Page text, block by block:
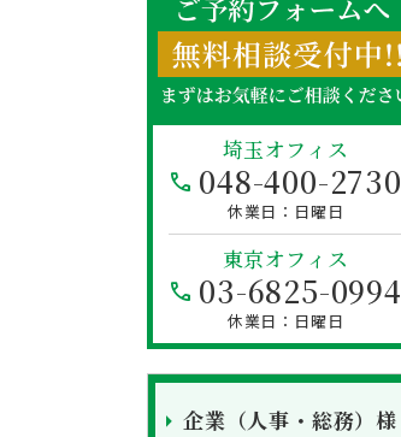
埼玉オフィス
048-400-2730
日曜日
東京オフィス
03-6825-0994
日曜日
企業（人事・総務）様